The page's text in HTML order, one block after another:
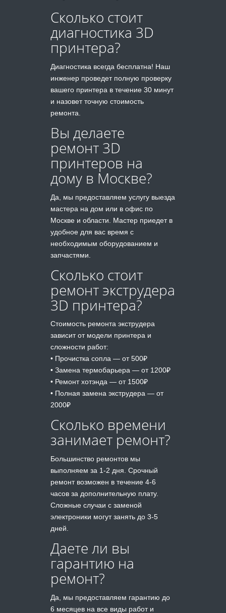
Сколько стоит
диагностика 3D
принтера?
Диагностика всегда бесплатна! Наш
инженер проведет полную проверку
вашего принтера в течение 30 минут
и назовет точную стоимость
ремонта.
Вы делаете
ремонт 3D
принтеров на
дому в Москве?
Да, мы предоставляем услугу выезда
мастера на дом или в офис по
Москве и области. Мастер приедет в
удобное для вас время с
необходимым оборудованием и
запчастями.
Сколько стоит
ремонт экструдера
3D принтера?
Стоимость ремонта экструдера
зависит от модели принтера и
сложности работ:
• Прочистка сопла — от 500₽
• Замена термобарьера — от 1200₽
• Ремонт хотэнда — от 1500₽
• Полная замена экструдера — от
2000₽
Сколько времени
занимает ремонт?
Большинство ремонтов мы
выполняем за 1-2 дня. Срочный
ремонт возможен в течение 4-6
часов за дополнительную плату.
Сложные случаи с заменой
электроники могут занять до 3-5
дней.
Даете ли вы
гарантию на
ремонт?
Да, мы предоставляем гарантию до
6 месяцев на все виды работ и